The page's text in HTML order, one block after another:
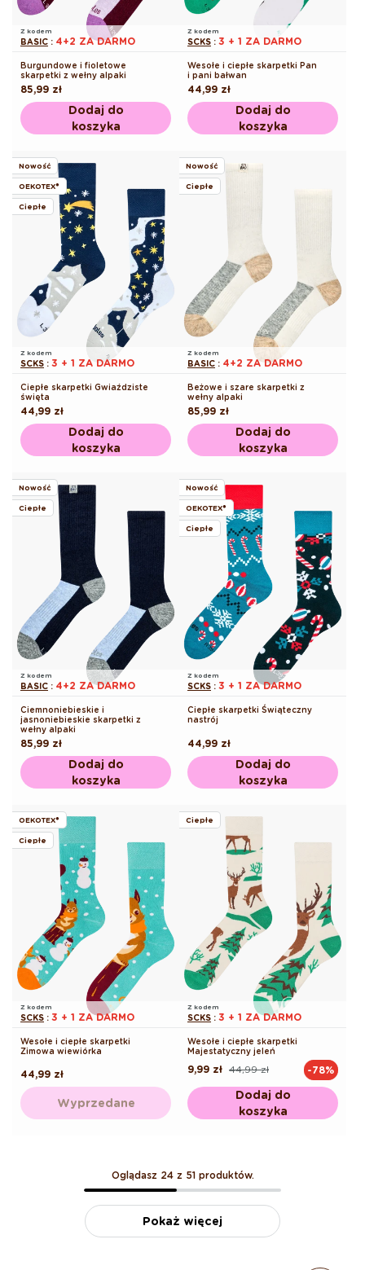
Z kodem
BASIC : 4+2 ZA DARMO
Burgundowe i fioletowe
skarpetki z wełny alpaki
Cena
regularna
85,99 zł
Dodaj do
koszyka
Z kodem
SCKS : 3 + 1 ZA DARMO
Wesołe i ciepłe skarpetki Pan
i pani bałwan
Cena
regularna
44,99 zł
Dodaj do
koszyka
Nowość
OEKOTEX®
Ciepłe
Z kodem
SCKS : 3 + 1 ZA DARMO
Ciepłe skarpetki Gwiaździste
święta
Cena
regularna
44,99 zł
Dodaj do
koszyka
Nowość
Ciepłe
Z kodem
BASIC : 4+2 ZA DARMO
Beżowe i szare skarpetki z
wełny alpaki
Cena
regularna
85,99 zł
Dodaj do
koszyka
Nowość
Ciepłe
Z kodem
BASIC : 4+2 ZA DARMO
Ciemnoniebieskie i
jasnoniebieskie skarpetki z
wełny alpaki
Cena
regularna
85,99 zł
Dodaj do
koszyka
Nowość
OEKOTEX®
Ciepłe
Z kodem
SCKS : 3 + 1 ZA DARMO
Ciepłe skarpetki Świąteczny
nastrój
Cena
regularna
44,99 zł
Dodaj do
koszyka
OEKOTEX®
Ciepłe
Z kodem
SCKS : 3 + 1 ZA DARMO
Wesołe i ciepłe skarpetki
Zimowa wiewiórka
Cena
regularna
44,99 zł
Wyprzedane
Ciepłe
Z kodem
SCKS : 3 + 1 ZA DARMO
Wesołe i ciepłe skarpetki
Majestatyczny jeleń
Cena
44,99 zł
Cena
9,99 zł -78%
Dodaj do
koszyka
Oglądasz 24 z 51 produktów.
Pokaż więcej